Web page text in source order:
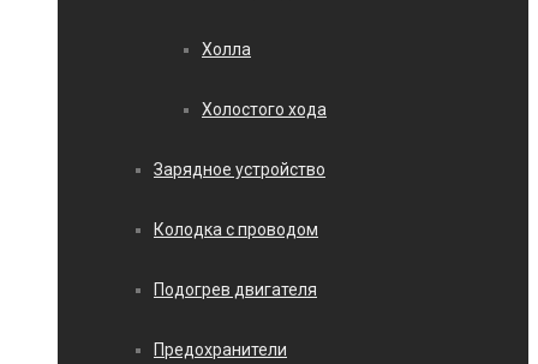
Холла
Холостого хода
Зарядное устройство
Колодка с проводом
Подогрев двигателя
Предохранители